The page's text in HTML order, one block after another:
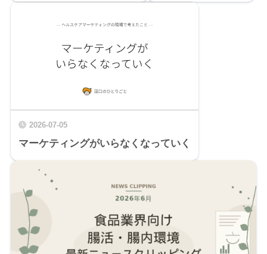
2026-07-05
マーケティングがいらなくなっていく